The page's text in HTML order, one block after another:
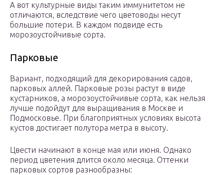
А вот культурные виды таким иммунитетом не
отличаются, вследствие чего цветоводы несут
большие потери. В каждом подвиде есть
морозоустойчивые сорта.
Парковые
Вариант, подходящий для декорирования садов,
парковых аллей. Парковые розы растут в виде
кустарников, а морозоустойчивые сорта, как нельзя
лучше подойдут для выращивания в Москве и
Подмосковье. При благоприятных условиях высота
кустов достигает полутора метра в высоту.
Цвести начинают в конце мая или июня. Однако
период цветения длится около месяца. Оттенки
парковых сортов разнообразны: